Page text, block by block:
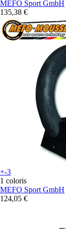
MEFO Sport GmbH
135,38 €
+-3
1 coloris
MEFO Sport GmbH
124,05 €